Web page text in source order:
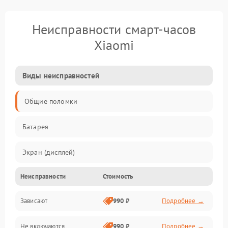
Неисправности смарт-часов
Xiaomi
Виды неисправностей
Общие поломки
Батарея
Экран (дисплей)
Электропитание
Датчики
Неисправности Стоимость
Зависают 990 ₽ Подробнее →
Не включаются 990 ₽ Подробнее →